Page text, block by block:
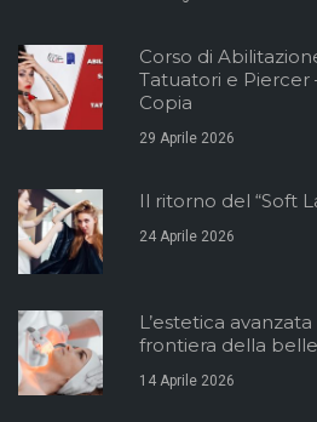
Corso di
Tatuatori e Piercer
Copia
29 Aprile 2026
Il ritorno del “Soft
24 Aprile 2026
L’estetica
frontiera della
14 Aprile 2026